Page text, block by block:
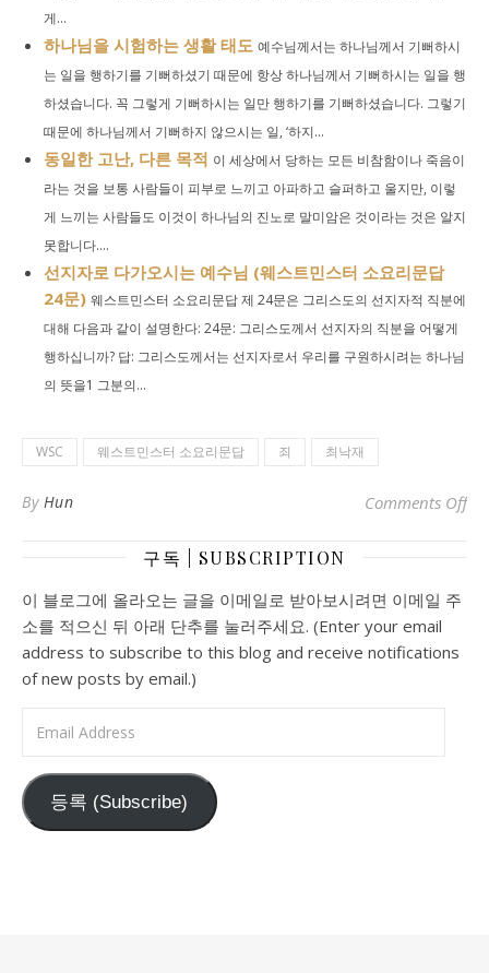
게...
하나님을 시험하는 생활 태도 예수님께서는 하나님께서 기뻐하시
는 일을 행하기를 기뻐하셨기 때문에 항상 하나님께서 기뻐하시는 일을 행
하셨습니다. 꼭 그렇게 기뻐하시는 일만 행하기를 기뻐하셨습니다. 그렇기
때문에 하나님께서 기뻐하지 않으시는 일, ‘하지...
동일한 고난, 다른 목적 이 세상에서 당하는 모든 비참함이나 죽음이
라는 것을 보통 사람들이 피부로 느끼고 아파하고 슬퍼하고 울지만, 이렇
게 느끼는 사람들도 이것이 하나님의 진노로 말미암은 것이라는 것은 알지
못합니다....
선지자로 다가오시는 예수님 (웨스트민스터 소요리문답
24문) 웨스트민스터 소요리문답 제 24문은 그리스도의 선지자적 직분에
대해 다음과 같이 설명한다: 24문: 그리스도께서 선지자의 직분을 어떻게
행하십니까? 답: 그리스도께서는 선지자로서 우리를 구원하시려는 하나님
의 뜻을1 그분의...
WSC 웨스트민스터 소요리문답 죄 최낙재
By Hun Comments Offon
구독 | SUBSCRIPTION
이 블로그에 올라오는 글을 이메일로 받아보시려면 이메일 주
소를 적으신 뒤 아래 단추를 눌러주세요. (Enter your email
address to subscribe to this blog and receive notifications
of new posts by email.)
등록 (Subscribe)